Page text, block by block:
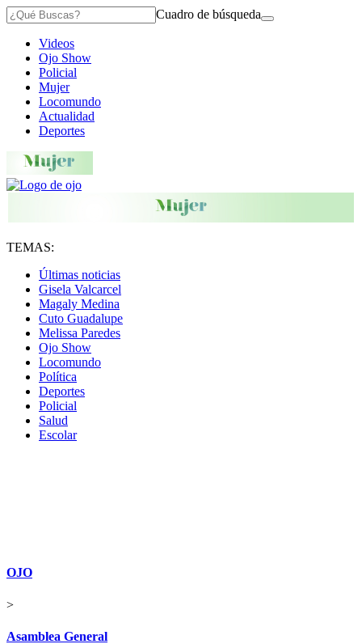
Cuadro de búsqueda
Videos
Ojo Show
Policial
Mujer
Locomundo
Actualidad
Deportes
TEMAS:
Últimas noticias
Gisela Valcarcel
Magaly Medina
Cuto Guadalupe
Melissa Paredes
Ojo Show
Locomundo
Política
Deportes
Policial
Salud
Escolar
OJO
>
Asamblea General